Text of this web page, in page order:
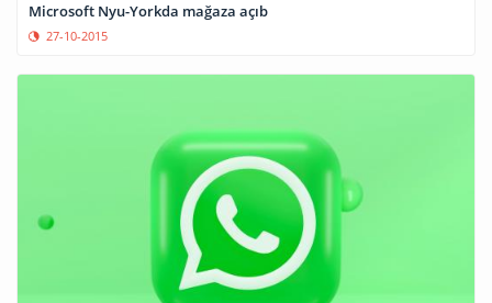
Microsoft Nyu-Yorkda mağaza açıb
27-10-2015